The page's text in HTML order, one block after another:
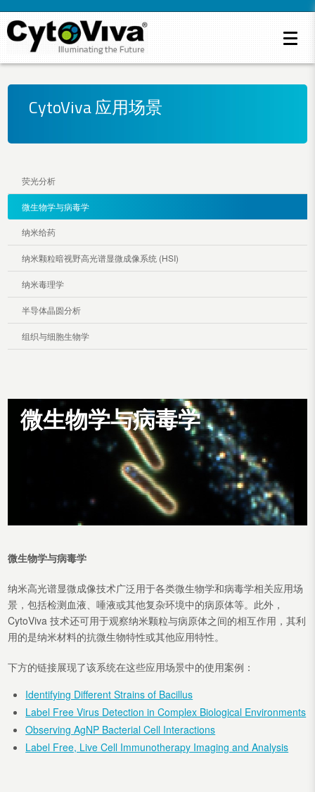
CytoViva 应用场景
荧光分析
微生物学与病毒学
纳米给药
纳米颗粒暗视野高光谱显微成像系统 (HSI)
纳米毒理学
半导体晶圆分析
组织与细胞生物学
微生物学与病毒学
微生物学与病毒学
纳米高光谱显微成像技术广泛用于各类微生物学和病毒学相关应用场
景，包括检测血液、唾液或其他复杂环境中的病原体等。此外，
CytoViva 技术还可用于观察纳米颗粒与病原体之间的相互作用，其利
用的是纳米材料的抗微生物特性或其他应用特性。
下方的链接展现了该系统在这些应用场景中的使用案例：
Identifying Different Strains of Bacillus
Label Free Virus Detection in Complex Biological Environments
Observing AgNP Bacterial Cell Interactions
Label Free, Live Cell Immunotherapy Imaging and Analysis